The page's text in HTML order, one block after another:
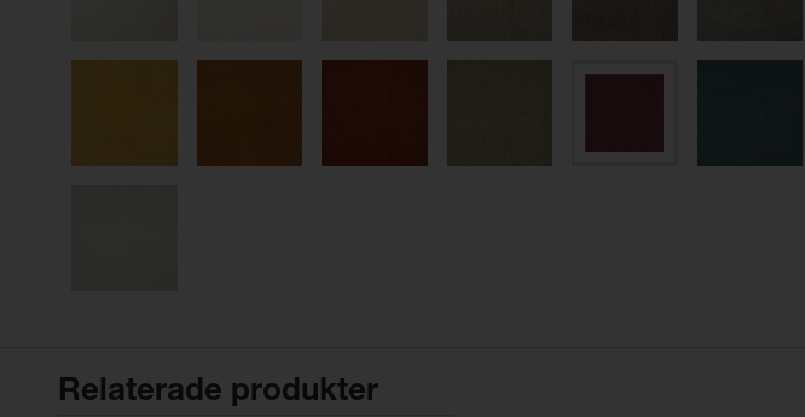
Relaterade produkter